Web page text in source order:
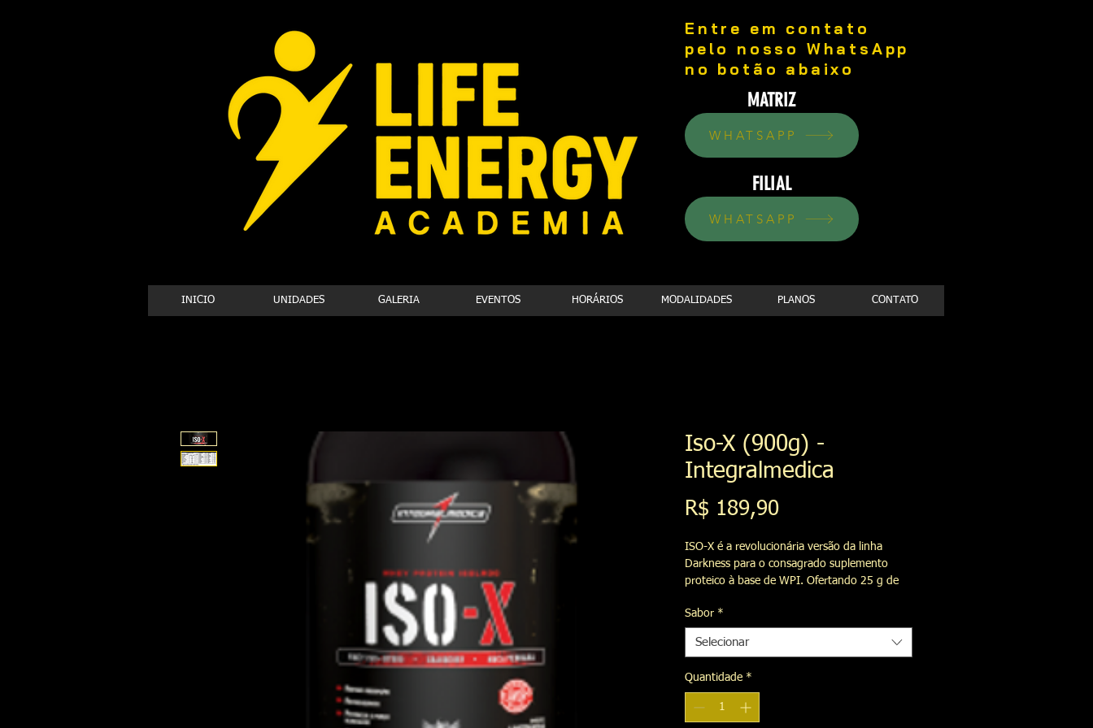
Entre em contato
pelo nosso WhatsApp
no botão abaixo
MATRIZ
WHATSAPP
FILIAL
WHATSAPP
INICIO UNIDADES GALERIA EVENTOS HORÁRIOS MODALIDADES PLANOS CONTATO
Iso-X (900g) -
Integralmedica
R$ 189,90Preço
ISO-X é a revolucionária versão da linha
Darkness para o consagrado suplemento
proteico à base de WPI. Ofertando 25 g de
a pureza do whey protein isolado (WPI) à
protein hidrolisado (WPH).
Sabor *
Selecionar
Quantidade *